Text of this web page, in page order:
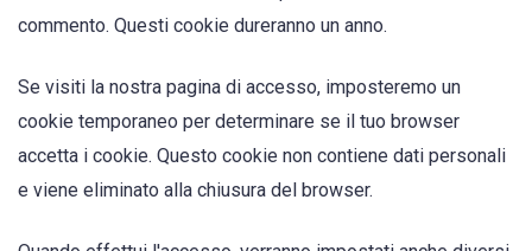
commento. Questi cookie dureranno un anno.
Se visiti la nostra pagina di accesso, imposteremo un
cookie temporaneo per determinare se il tuo browser
accetta i cookie. Questo cookie non contiene dati personali
e viene eliminato alla chiusura del browser.